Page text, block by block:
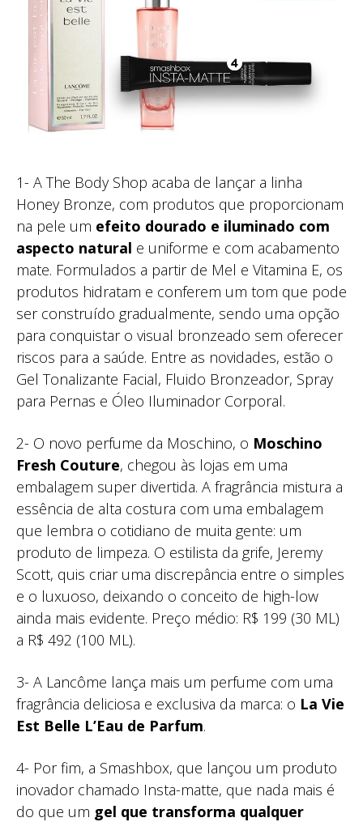
1- A The Body Shop acaba de lançar a linha
Honey Bronze, com produtos que proporcionam
na pele um efeito dourado e iluminado com
aspecto natural e uniforme e com acabamento
mate. Formulados a partir de Mel e Vitamina E, os
produtos hidratam e conferem um tom que pode
ser construído gradualmente, sendo uma opção
para conquistar o visual bronzeado sem oferecer
riscos para a saúde. Entre as novidades, estão o
Gel Tonalizante Facial, Fluido Bronzeador, Spray
para Pernas e Óleo Iluminador Corporal.
2- O novo perfume da Moschino, o Moschino
Fresh Couture, chegou às lojas em uma
embalagem super divertida. A fragrância mistura a
essência de alta costura com uma embalagem
que lembra o cotidiano de muita gente: um
produto de limpeza. O estilista da grife, Jeremy
Scott, quis criar uma discrepância entre o simples
e o luxuoso, deixando o conceito de high-low
ainda mais evidente. Preço médio: R$ 199 (30 ML)
a R$ 492 (100 ML).
3- A Lancôme lança mais um perfume com uma
fragrância deliciosa e exclusiva da marca: o La Vie
Est Belle L’Eau de Parfum.
4- Por fim, a Smashbox, que lançou um produto
inovador chamado Insta-matte, que nada mais é
do que um gel que transforma qualquer